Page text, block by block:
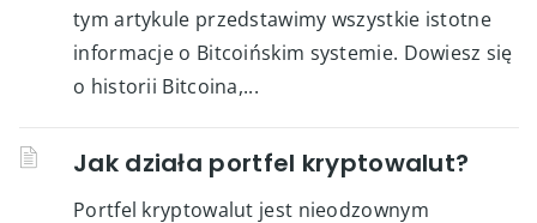
tym artykule przedstawimy wszystkie istotne
informacje o Bitcoińskim systemie. Dowiesz się
o historii Bitcoina,...
Jak działa portfel kryptowalut?
Portfel kryptowalut jest nieodzownym